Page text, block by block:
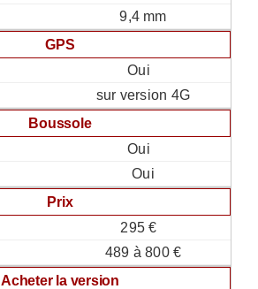
9,4 mm
GPS
Oui
sur version 4G
Boussole
Oui
Oui
Prix
295 €
489 à 800 €
Acheter la version